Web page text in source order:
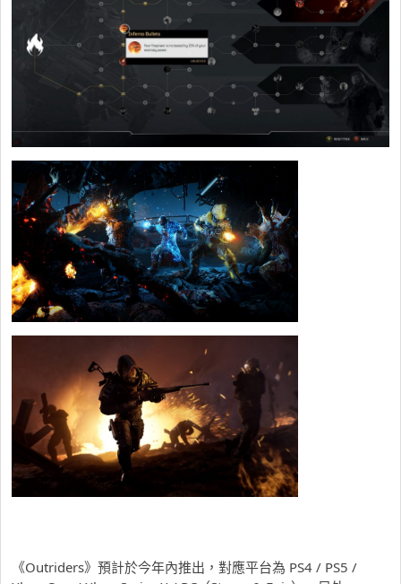
《Outriders》預計於今年內推出，對應平台為 PS4 / PS5 /